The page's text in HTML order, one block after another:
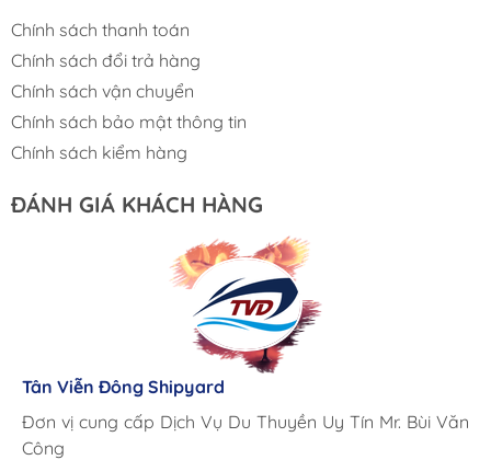
Chính sách thanh toán
Chính sách đổi trả hàng
Chính sách vận chuyển
Chính sách bảo mật thông tin
Chính sách kiểm hàng
ĐÁNH GIÁ KHÁCH HÀNG
Tân Viễn Đông Shipyard
Đơn vị cung cấp Dịch Vụ Du Thuyền Uy Tín Mr. Bùi Văn
Công
Cung ứng sản phẩm nhanh chóng chuyên nghiệp
Chúng tôi có thể mua những sản phẩm tốt ngay tại Việt
Giá cả hợp lý, giao hàng nhanh chóng